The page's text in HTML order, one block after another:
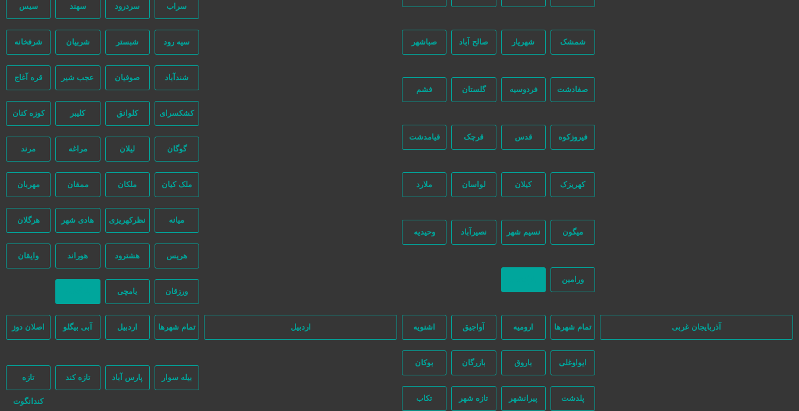
شمشک شهریار صالح آباد صباشهر
صفادشت فردوسیه گلستان فشم
فیروزکوه قدس قرچک قیامدشت
کهریزک کیلان لواسان ملارد
میگون نسیم شهر نصیرآباد وحیدیه
ورامین
سراب سردرود سهند سیس
سیه رود شبستر شربیان شرفخانه
شندآباد صوفیان عجب شیر قره آغاج
کشکسرای کلوانق کلیبر کوزه کنان
گوگان لیلان مراغه مرند
ملک کیان ملکان ممقان مهربان
میانه نظرکهریزی هادی شهر هرگلان
هریس هشترود هوراند وایقان
ورزقان یامچی
آذربایجان غربی تمام شهر‌ها ارومیه آواجیق اشنویه
ایواوغلی باروق بازرگان بوکان
پلدشت پیرانشهر تازه شهر تکاب
اردبیل تمام شهر‌ها اردبیل آبی بیگلو اصلان دوز
بیله سوار پارس آباد تازه کند تازه
کندانگوت
در سایت تبلیغاتی نیازجو کاربران مستقیما با هم تماس می‌گیرند و هیچ واسطه‌ای در این میان وجود ندارد، پس دقت فرمایید که در خرید و فروشِ شما نیازجو هیچ دخالتی نداشته و کاربران باید خودشان جنبه‌های مختلف امنیتی را در